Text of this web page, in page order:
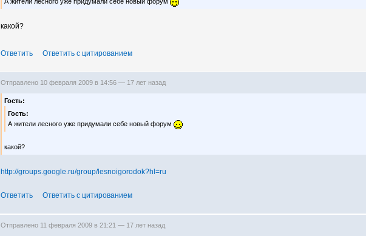
какой?
Ответить Ответить с цитированием
Отправлено 10 февраля 2009 в 14:56 — 17 лет назад
Гость:
Гость:
А жители лесного уже придумали себе новый форум
какой?
http://groups.google.ru/group/lesnoigorodok?hl=ru
Ответить Ответить с цитированием
Отправлено 11 февраля 2009 в 21:21 — 17 лет назад